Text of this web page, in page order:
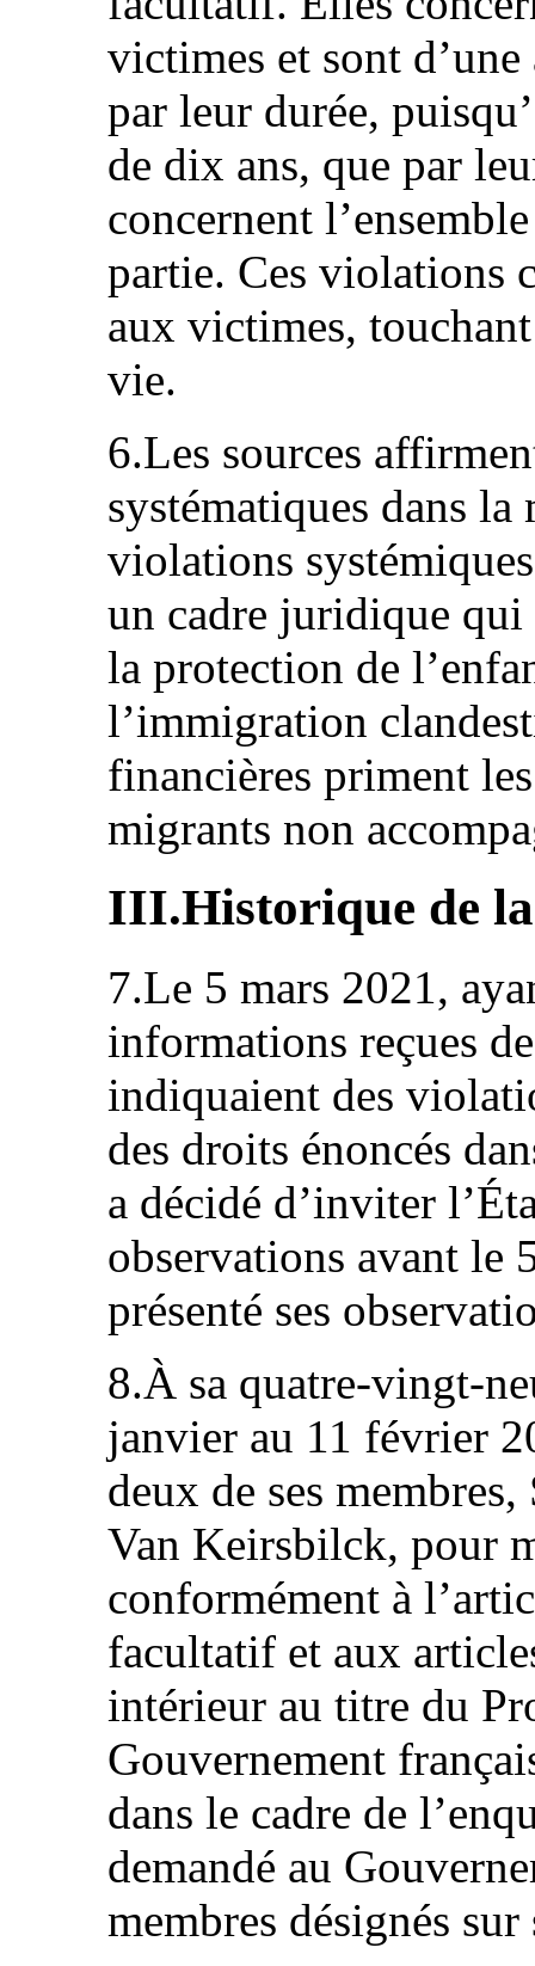
victimes et sont
par leur durée,
de dix ans, que par
concernent
partie. Ces violations
aux victimes,
vie.
6.Les sources
systématiques dans la
violations
un cadre juridique
la protection de
l’immigration
financières priment
migrants non
III.Historique de
7.Le 5 mars 2021,
informations reçues
indiquaient des
des droits énoncés
a décidé d’inviter
observations avant le
présenté ses
8.À sa quatre-vingt-
janvier au 11 février
deux de ses
Van Keirsbilck, pour
conformément à
facultatif et aux
intérieur au titre du
Gouvernement
dans le cadre de
demandé au
membres désignés